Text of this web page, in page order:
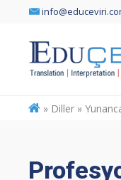
» Diller »